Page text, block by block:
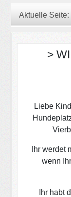
Aktuelle Seite:
>
Liebe
Ihr werdet
wenn
Ihr habt